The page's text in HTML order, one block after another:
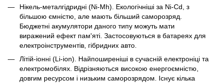
Нікель-металгідридні (Ni-Mh). Екологічніші за Ni-Cd, з
більшою ємністю, але мають більший саморозряд.
Бюджетні акумулятори даного типу можуть мати
виражений ефект пам'яті. Застосовуються в батареях для
електроінструментів, гібридних авто.
Літій-іонні (Li-ion). Найпоширеніші в сучасній електроніці та
електромобілях. Відрізняються високою енергоємністю,
довгим ресурсом і низьким саморозрядом. Існує кілька